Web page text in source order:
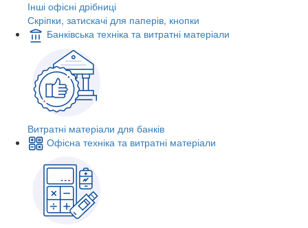
Інші офісні дрібниці
Скріпки, затискачі для паперів, кнопки
Банківська техніка та витратні матеріали
Витратні матеріали для банків
Офісна техніка та витратні матеріали